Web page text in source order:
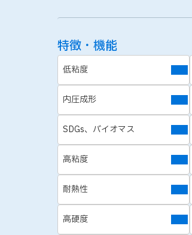
特徴・機能
低粘度
内圧成形
SDGs、バイオマス
高粘度
耐熱性
高硬度